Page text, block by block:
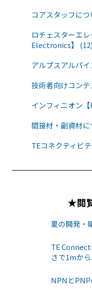
コアスタッフに
ロチェスターエ
Electronics】 (12)
アルプスアルパ
技術者向けコンテ
インフィニオン
間接材・副資材
TEコネクティビ
★閲
夏の開発・
TE
さで1mから
NPNとPNP